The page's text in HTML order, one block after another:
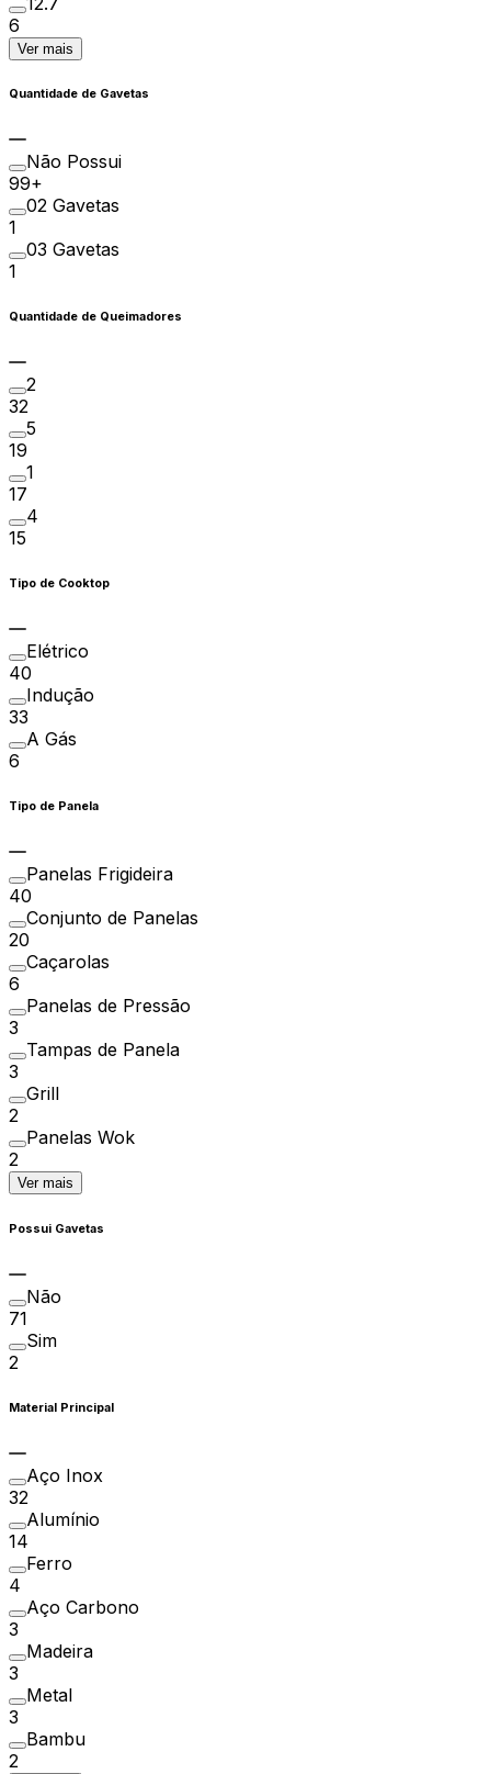
6
Ver mais
Quantidade de Gavetas
Não Possui
99+
02 Gavetas
1
03 Gavetas
1
Quantidade de Queimadores
2
32
5
19
1
17
4
15
Tipo de Cooktop
Elétrico
40
Indução
33
A Gás
6
Tipo de Panela
Panelas Frigideira
40
Conjunto de Panelas
20
Caçarolas
6
Panelas de Pressão
3
Tampas de Panela
3
Grill
2
Panelas Wok
2
Ver mais
Possui Gavetas
Não
71
Sim
2
Material Principal
Aço Inox
32
Alumínio
14
Ferro
4
Aço Carbono
3
Madeira
3
Metal
3
Bambu
2